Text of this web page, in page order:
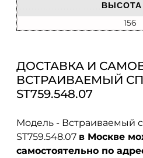
156
ДОСТАВКА И
ВСТРАИВАЕМЫЙ
ST759.548.07
Модель - Встраиваемый
ST759.548.07 в Москве
самостоятельно по